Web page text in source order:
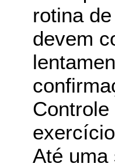
rotina
devem
Até uma